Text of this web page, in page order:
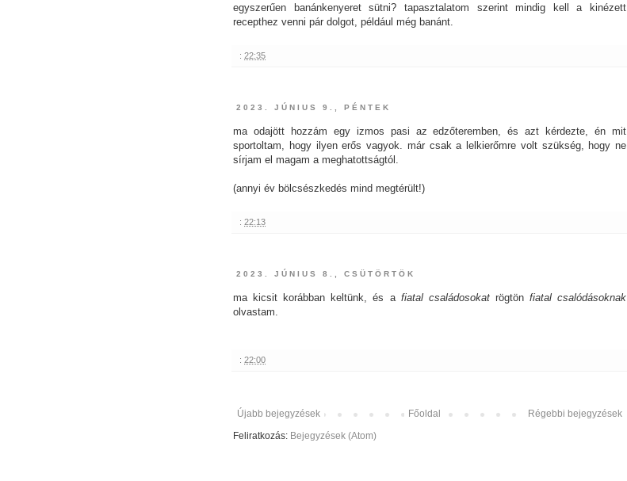
egyszerűen banánkenyeret sütni? tapasztalatom szerint mindig kell a kinézett
recepthez venni pár dolgot, például még banánt.
: 22:35
2023. JÚNIUS 9., PÉNTEK
ma odajött hozzám egy izmos pasi az edzőteremben, és azt kérdezte, én mit
sportoltam, hogy ilyen erős vagyok. már csak a lelkierőmre volt szükség, hogy ne
sírjam el magam a meghatottságtól.
(annyi év bölcsészkedés mind megtérült!)
: 22:13
2023. JÚNIUS 8., CSÜTÖRTÖK
ma kicsit korábban keltünk, és a fiatal családosokatrögtön fiatal csalódásoknak
olvastam.
: 22:00
Újabb bejegyzések Régebbi bejegyzések
Főoldal
Feliratkozás: Bejegyzések (Atom)